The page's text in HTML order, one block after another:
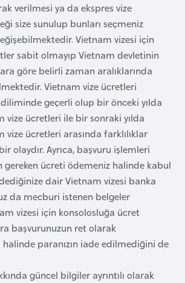
verilmesi ya da ekspres vize
size sunulup bunları seçmeniz
Vietnam vizesi için
sabit olmayıp Vietnam devletinin
göre belirli zaman aralıklarında
Vietnam vize ücretleri
geçerli olup bir önceki yılda
vize ücretleri ile bir sonraki yılda
vize ücretleri arasında farklılıklar
olaydır. Ayrıca, başvuru işlemleri
gereken ücreti ödemeniz halinde kabul
dair Vietnam vizesi banka
da mecburi istenen belgeler
vizesi için konsolosluğa ücret
başvurunuzun ret olarak
halinde paranızın iade edilmediğini de
güncel bilgiler ayrıntılı olarak